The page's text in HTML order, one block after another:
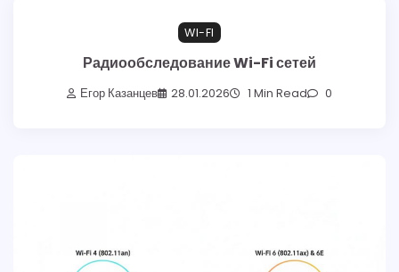
WI-FI
Радиообследование Wi-Fi сетей
Егор Казанцев 28.01.2026 1 Min Read 0